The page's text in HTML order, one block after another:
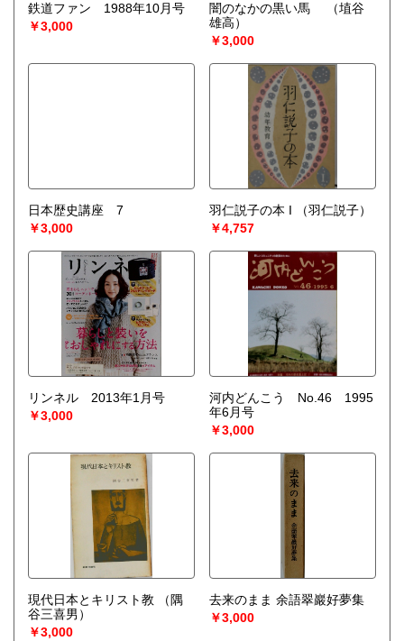
鉄道ファン 1988年10月号
￥3,000
闇のなかの黒い馬
（埴谷
雄高）
￥3,000
日本歴史講座 7
￥3,000
羽仁説子の本 I
（羽仁説子）
￥4,757
リンネル 2013年1月号
￥3,000
河内どんこう No.46 1995
年6月号
￥3,000
現代日本とキリスト教
（隅
谷三喜男）
￥3,000
去来のまま 余語翠巖好夢集
￥3,000